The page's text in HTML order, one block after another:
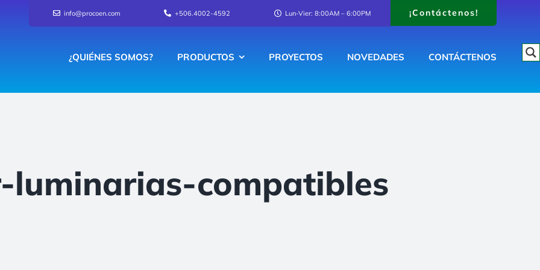
info@procoen.com +506.4002-4592 Lun-Vier: 8:00AM – 6:00PM ¡Contáctenos!
¿QUIÉNES SOMOS? PRODUCTOS PROYECTOS NOVEDADES CONTÁCTENOS
luminarias-compatibles